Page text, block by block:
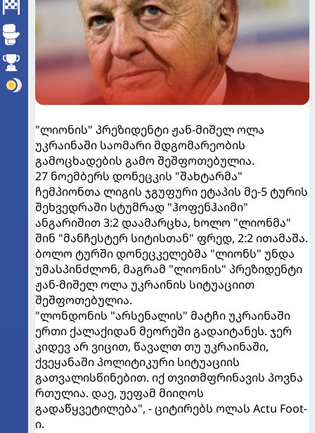
"ლიონის" პრეზიდენტი ჟან-მიშელ ოლა
უკრაინაში საომარი მდგომარეობის
გამოცხადების გამო შეშფოთებულია.
27 ნოემბერს დონეცკის "შახტარმა"
ჩემპიონთა ლიგის ჯგუფური ეტაპის მე-5 ტურის
შეხვედრაში სტუმრად "ჰოფენჰაიმი"
ანგარიშით 3:2 დაამარცხა, ხოლო "ლიონმა"
შინ "მანჩესტერ სიტისთან" ფრედ, 2:2 ითამაშა.
ბოლო ტურში დონეცკელებმა "ლიონს" უნდა
უმასპინძლონ, მაგრამ "ლიონის" პრეზიდენტი
ჟან-მიშელ ოლა უკრაინის სიტუაციით
შეშფოთებულია.
"ლონდონის "არსენალის" მატჩი უკრაინაში
ერთი ქალაქიდან მეორეში გადაიტანეს. ჯერ
კიდევ არ ვიცით, წავალთ თუ უკრაინაში,
ქვეყანაში პოლიტიკური სიტუაციის
გათვალისწინებით. იქ თვითმფრინავის პოვნა
რთულია. დაე, უეფამ მიიღოს
გადაწყვეტილება", - ციტირებს ოლას Actu Foot-
ი.